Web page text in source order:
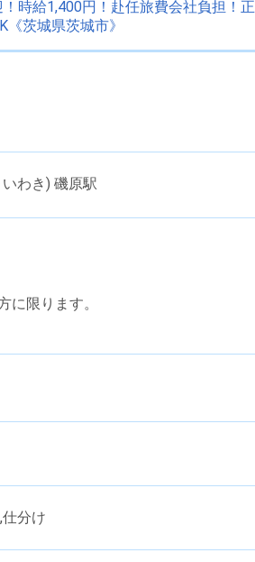
時給1,400円！赴任旅費会社負担！正
茨城県茨城市》
わき) 磯原駅
に限ります。
分け